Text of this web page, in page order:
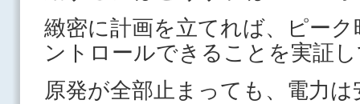
緻密に計画を立てれば、ピー
ントロールできることを実証
原発が全部止まっても、電力